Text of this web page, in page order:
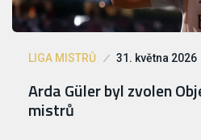
LIGA MISTRŮ 31. května 2026
Arda Güler byl zvolen
mistrů